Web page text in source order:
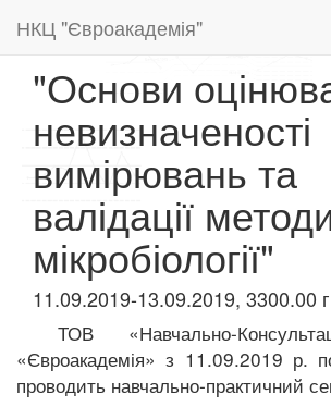
НКЦ "Євроакадемія"
"Основи
невизначеності
вимірювань та
валідації
мікробіології"
11.09.2019-13.09.2019, 3300.00
ТОВ «Навчально-
«Євроакадемія» з 11.09.2019 р.
проводить навчально-практичний